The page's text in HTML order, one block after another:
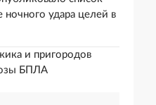
ночного удара целей в
и пригородов
БПЛА